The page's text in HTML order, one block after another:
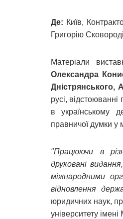
Де: Київ,
Григорію
Матеріали
Олександра
Дністрянського,
русі,
в українському
правничої думки у
"Працюючи в
друковані
міжнародними
відновлення
юридичних наук,
університету